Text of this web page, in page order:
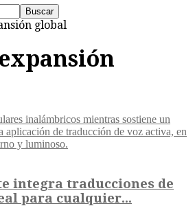
global
integra traducciones de
para cualquier...